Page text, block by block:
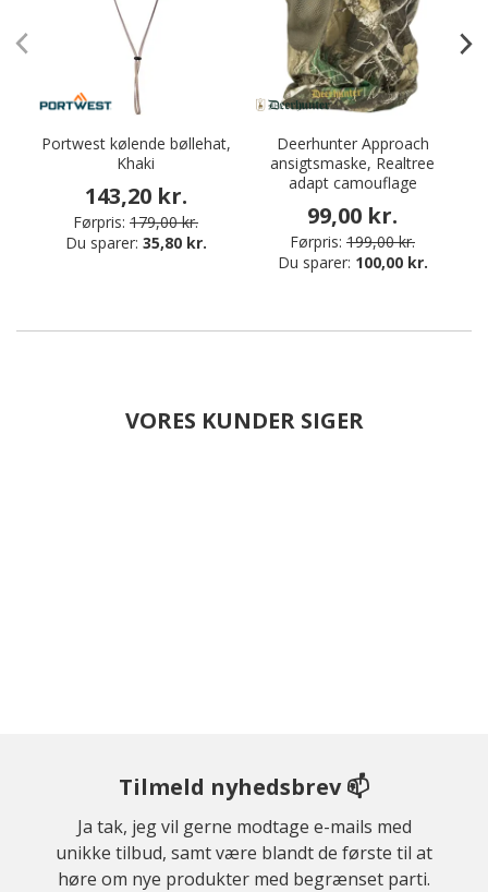
Portwest kølende bøllehat,
Khaki
143,20 kr.
Førpris: 179,00 kr.
Du sparer: 35,80 kr.
Deerhunter Approach
ansigtsmaske, Realtree
adapt camouflage
99,00 kr.
Førpris: 199,00 kr.
Du sparer: 100,00 kr.
VORES KUNDER SIGER
Tilmeld nyhedsbrev 📫
Ja tak, jeg vil gerne modtage e-mails med
unikke tilbud, samt være blandt de første til at
høre om nye produkter med begrænset parti.